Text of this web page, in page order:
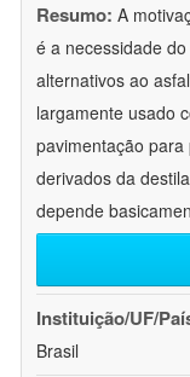
Resumo: A
é a necessidade
alternativos ao
largamente usado
pavimentação
derivados da
depende
Instituição/UF/
Brasil